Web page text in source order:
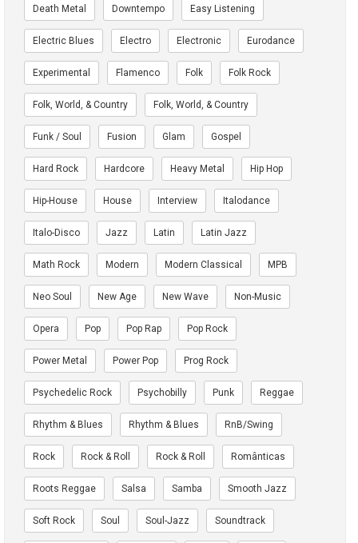
Death Metal Downtempo Easy Listening
Electric Blues Electro Electronic Eurodance
Experimental Flamenco Folk Folk Rock
Folk, World, & Country Folk, World, & Country
Funk / Soul Fusion Glam Gospel
Hard Rock Hardcore Heavy Metal Hip Hop
Hip-House House Interview Italodance
Italo-Disco Jazz Latin Latin Jazz
Math Rock Modern Modern Classical MPB
Neo Soul New Age New Wave Non-Music
Opera Pop Pop Rap Pop Rock
Power Metal Power Pop Prog Rock
Psychedelic Rock Psychobilly Punk Reggae
Rhythm & Blues Rhythm & Blues RnB/Swing
Rock Rock & Roll Rock & Roll Românticas
Roots Reggae Salsa Samba Smooth Jazz
Soft Rock Soul Soul-Jazz Soundtrack